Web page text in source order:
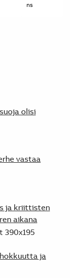
ns
olisi
vastaa
ja kriittisten
aikana
ja